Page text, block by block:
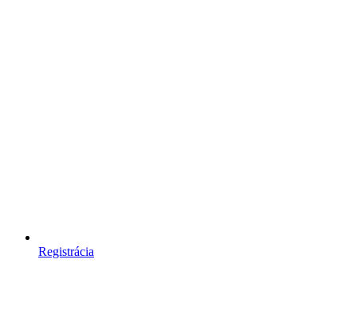
Registrácia